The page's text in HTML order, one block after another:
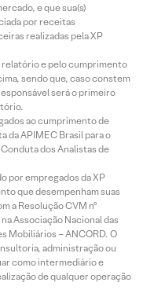
e que sua(s)
por receitas
realizadas pela XP
e pelo cumprimento
sendo que, caso constem
será o primeiro
ao cumprimento de
da APIMEC Brasil para o
dos Analistas de
por empregados da XP
que desempenham suas
a Resolução CVM nº
Associação Nacional das
Mobiliários – ANCORD. O
administração ou
como intermediário e
de qualquer operação